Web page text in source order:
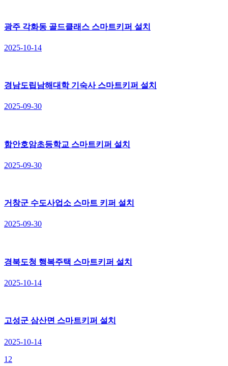
광주 각화동 골드클래스 스마트키퍼 설치
2025-10-14
경남도립남해대학 기숙사 스마트키퍼 설치
2025-09-30
함안호암초등학교 스마트키퍼 설치
2025-09-30
거창군 수도사업소 스마트 키퍼 설치
2025-09-30
경북도청 행복주택 스마트키퍼 설치
2025-10-14
고성군 삼산면 스마트키퍼 설치
2025-10-14
1 2